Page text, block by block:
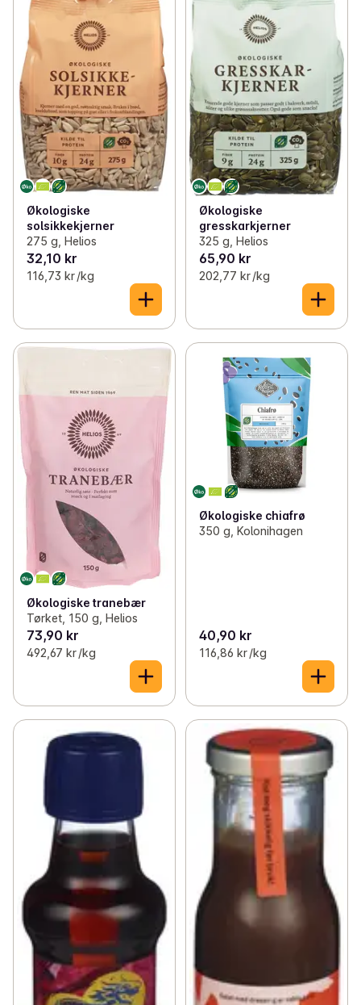
Økologiske
solsikkekjerner
275 g, Helios
32,10 kr
116,73 kr /kg
Økologiske
gresskarkjerner
325 g, Helios
65,90 kr
202,77 kr /kg
Økologiske tranebær
Tørket, 150 g, Helios
73,90 kr
492,67 kr /kg
Økologiske chiafrø
350 g, Kolonihagen
40,90 kr
116,86 kr /kg